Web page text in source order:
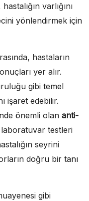
varlığını
yönlendirmek için
hastaların
yer alır.
gibi temel
işaret edebilir.
önemli olan anti-
testleri
seyrini
doğru bir tanı
gibi